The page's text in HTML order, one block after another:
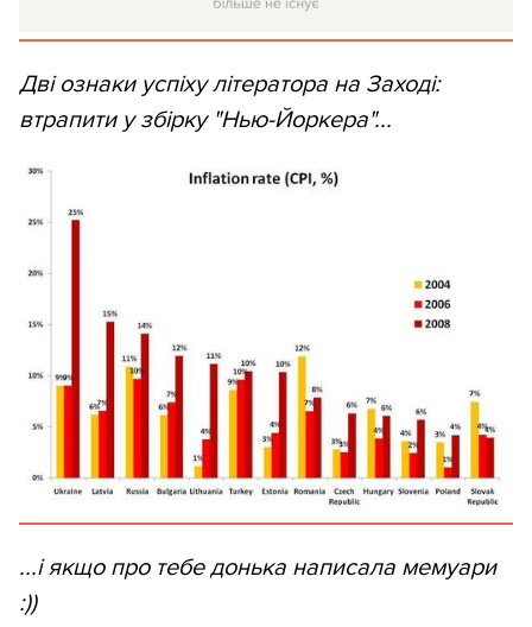
Дві ознаки успіху літератора на Заході:
втрапити у збірку "Нью-Йоркера"...
...і якщо про тебе донька написала мемуари
:))